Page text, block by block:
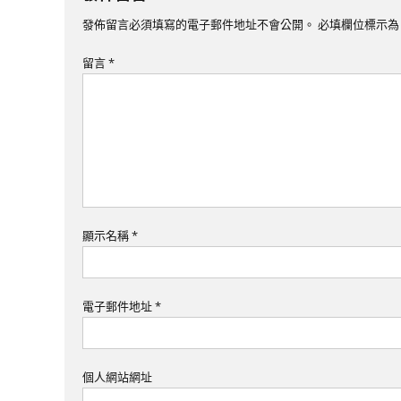
覽
發佈留言必須填寫的電子郵件地址不會公開。 必填欄位標示為
留言*
顯示名稱*
電子郵件地址*
個人網站網址